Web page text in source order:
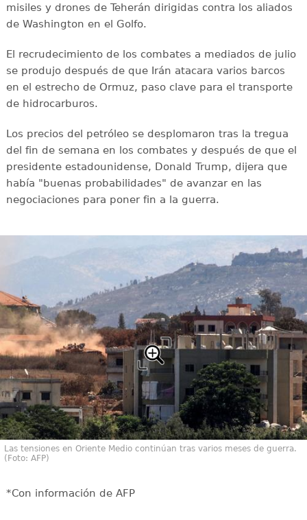
misiles y drones de Teherán dirigidas contra los aliados
de Washington en el Golfo.
El recrudecimiento de los combates a mediados de julio
se produjo después de que Irán atacara varios barcos
en el estrecho de Ormuz, paso clave para el transporte
de hidrocarburos.
Los precios del petróleo se desplomaron tras la tregua
del fin de semana en los combates y después de que el
presidente estadounidense, Donald Trump, dijera que
había "buenas probabilidades" de avanzar en las
negociaciones para poner fin a la guerra.
Las tensiones en Oriente Medio continúan tras varios meses de guerra.
(Foto: AFP)
*Con información de AFP